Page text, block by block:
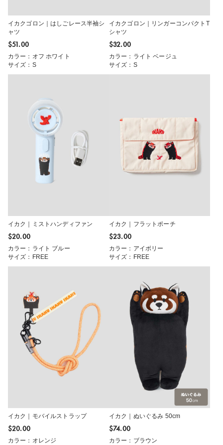
イカクゴロン｜はしごレース半袖シ
ャツ
$‌51.00
カラー：オフ ホワイト
サイズ：S
イカクゴロン｜リンガーコンパクトT
シャツ
$‌32.00
カラー：ライト ベージュ
サイズ：S
イカク｜ミストハンディファン
$‌20.00
カラー：ライト ブルー
サイズ：FREE
イカク｜フラットポーチ
$‌23.00
カラー：アイボリー
サイズ：FREE
イカク｜モバイルストラップ
$‌20.00
カラー：オレンジ
イカク｜ぬいぐるみ 50cm
$‌74.00
カラー：ブラウン